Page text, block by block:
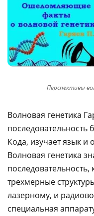
Перспективы
Волновая генетика
последовательность
Кода, изучает язык и
Волновая генетика
последовательность,
трехмерные
лазерному, и
специальная